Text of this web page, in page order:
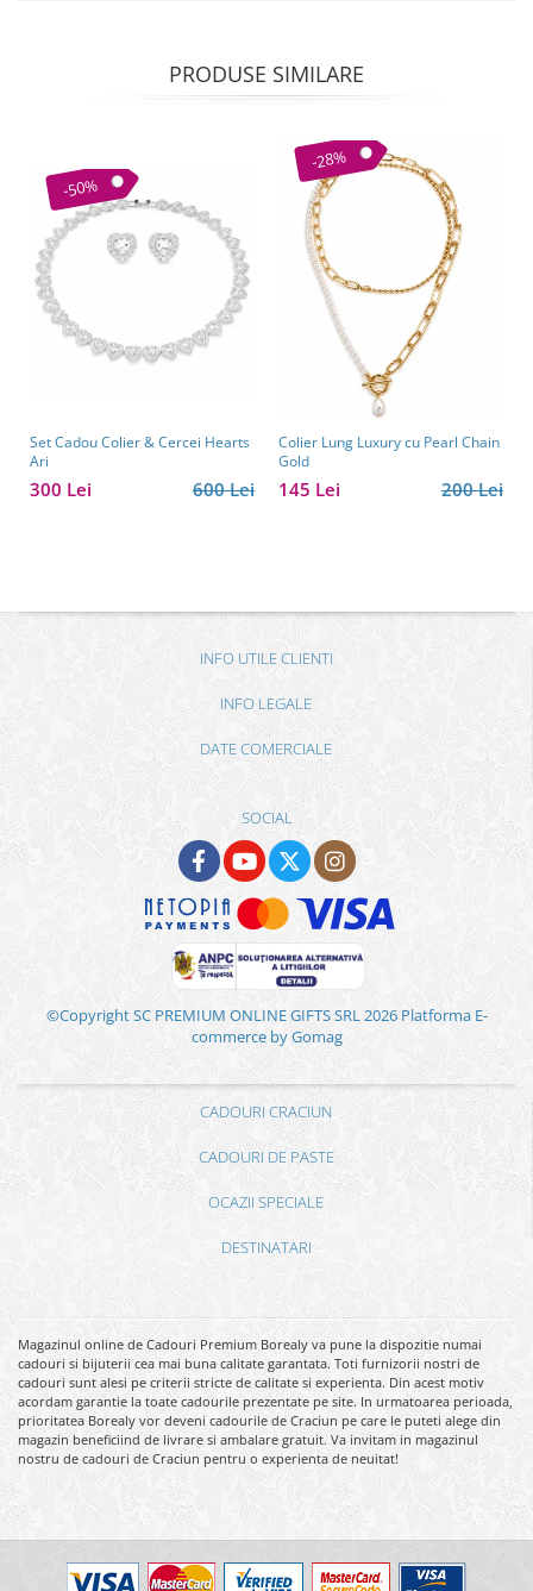
PRODUSE SIMILARE
-50%
Set Cadou Colier & Cercei Hearts
Ari
600 Lei
300 Lei
-28%
Colier Lung Luxury cu Pearl Chain
Gold
200 Lei
145 Lei
INFO UTILE CLIENTI
INFO LEGALE
DATE COMERCIALE
SOCIAL
©Copyright SC PREMIUM ONLINE GIFTS SRL 2026 Platforma E-
commerce by Gomag
CADOURI CRACIUN
CADOURI DE PASTE
OCAZII SPECIALE
DESTINATARI
Magazinul online de Cadouri Premium Borealy va pune la dispozitie numai
cadouri si bijuterii cea mai buna calitate garantata. Toti furnizorii nostri de
cadouri sunt alesi pe criterii stricte de calitate si experienta. Din acest motiv
acordam garantie la toate cadourile prezentate pe site. In urmatoarea perioada,
prioritatea Borealy vor deveni cadourile de Craciun pe care le puteti alege din
magazin beneficiind de livrare si ambalare gratuit. Va invitam in magazinul
nostru de cadouri de Craciun pentru o experienta de neuitat!